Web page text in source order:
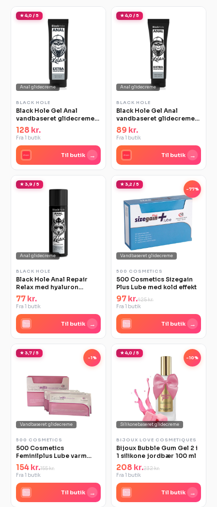
★ 4,0 / 5
Anal glidecreme
BLACK HOLE
Black Hole Gel Anal
vandbaseret glidecreme
250 ml
128 kr.
Fra 1 butik
Til butik →
★ 4,0 / 5
Anal glidecreme
BLACK HOLE
Black Hole Gel Anal
vandbaseret glidecreme
150 ml
89 kr.
Fra 1 butik
Til butik →
★ 3,9 / 5
Anal glidecreme
BLACK HOLE
Black Hole Anal Repair
Relax med hyaluron
vandbaseret 30 ml
77 kr.
Fra 1 butik
Til butik →
★ 3,2 / 5
-77%
Vandbaseret glidecreme
500 COSMETICS
500 Cosmetics Sizegain
Plus Lube med kold effekt
97 kr.425 kr.
Fra 1 butik
Til butik →
★ 3,7 / 5
-1%
Vandbaseret glidecreme
500 COSMETICS
500 Cosmetics
Feminilplus Lube varm
vandbaseret glidecreme
154 kr.155 kr.
Fra 1 butik
Til butik →
★ 4,0 / 5
-10%
Silikonebaseret glidecreme
BIJOUX LOVE COSMETIQUES
Bijoux Bubble Gum Gel 2 i
1 silikone jordbær 100 ml
208 kr.232 kr.
Fra 1 butik
Til butik →